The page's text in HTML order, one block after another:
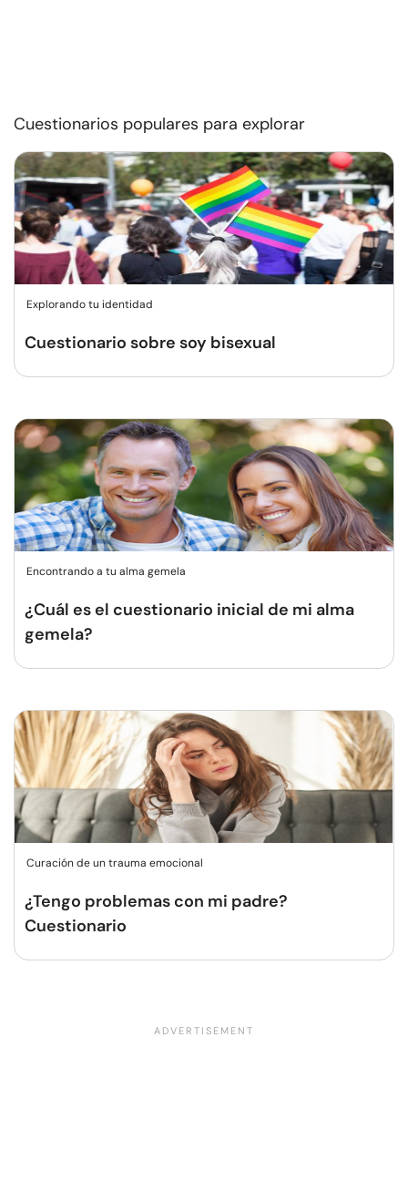
Cuestionarios populares para explorar
Explorando tu identidad
Cuestionario sobre soy bisexual
Encontrando a tu alma gemela
¿Cuál es el cuestionario inicial de mi alma
gemela?
Curación de un trauma emocional
¿Tengo problemas con mi padre?
Cuestionario